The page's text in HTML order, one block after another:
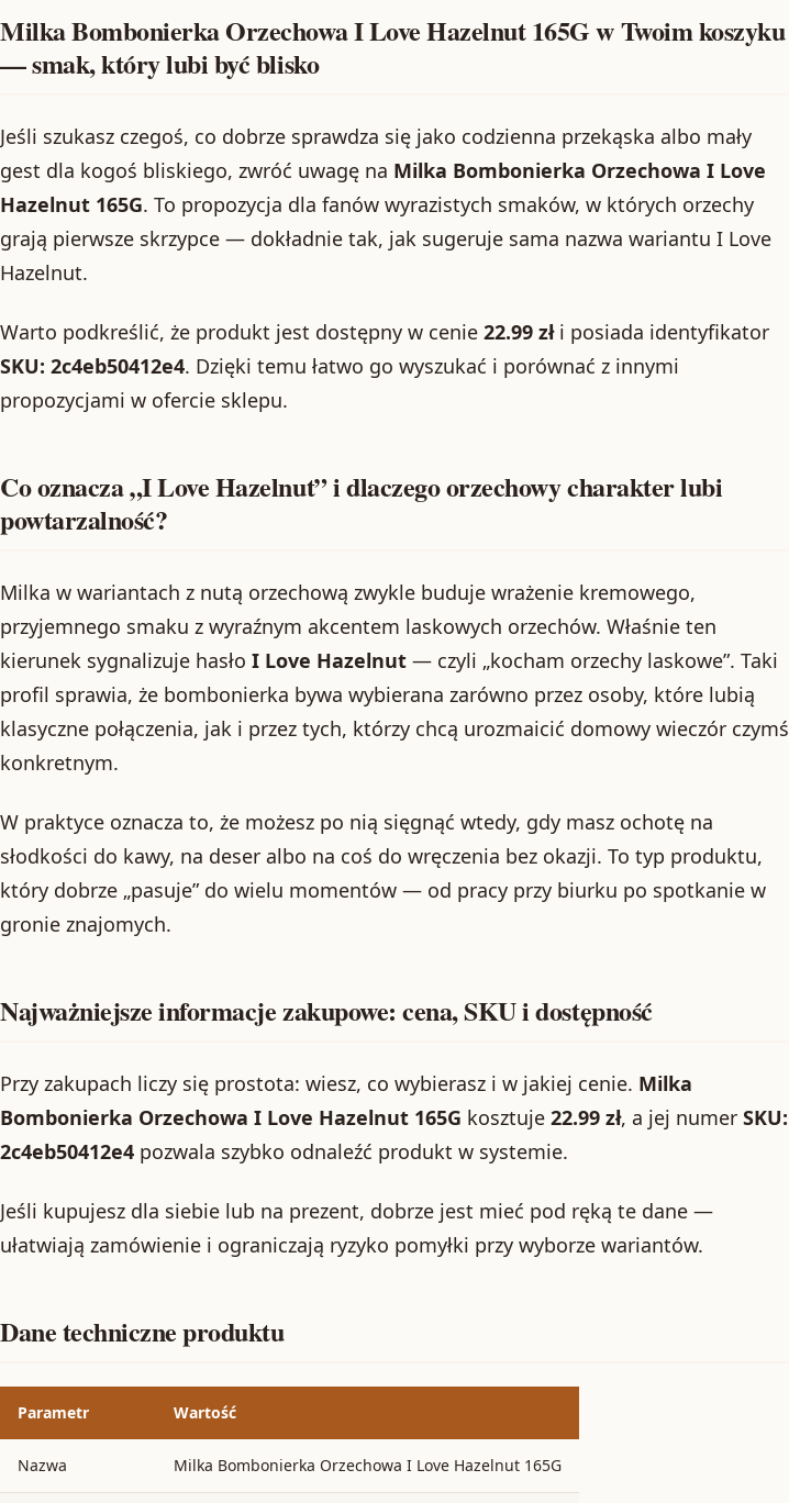
Milka Bombonierka Orzechowa I Love Hazelnut 165G w Twoim koszyku
— smak, który lubi być blisko
Jeśli szukasz czegoś, co dobrze sprawdza się jako codzienna przekąska albo mały
gest dla kogoś bliskiego, zwróć uwagę na Milka Bombonierka Orzechowa I Love
Hazelnut 165G. To propozycja dla fanów wyrazistych smaków, w których orzechy
grają pierwsze skrzypce — dokładnie tak, jak sugeruje sama nazwa wariantu I Love
Hazelnut.
Warto podkreślić, że produkt jest dostępny w cenie 22.99 złi posiada identyfikator
SKU: 2c4eb50412e4. Dzięki temu łatwo go wyszukać i porównać z innymi
propozycjami w ofercie sklepu.
Co oznacza „I Love Hazelnut” i dlaczego orzechowy charakter lubi
powtarzalność?
Milka w wariantach z nutą orzechową zwykle buduje wrażenie kremowego,
przyjemnego smaku z wyraźnym akcentem laskowych orzechów. Właśnie ten
kierunek sygnalizuje hasło I Love Hazelnut — czyli „kocham orzechy laskowe”. Taki
profil sprawia, że bombonierka bywa wybierana zarówno przez osoby, które lubią
klasyczne połączenia, jak i przez tych, którzy chcą urozmaicić domowy wieczór czymś
konkretnym.
W praktyce oznacza to, że możesz po nią sięgnąć wtedy, gdy masz ochotę na
słodkości do kawy, na deser albo na coś do wręczenia bez okazji. To typ produktu,
który dobrze „pasuje” do wielu momentów — od pracy przy biurku po spotkanie w
gronie znajomych.
Najważniejsze informacje zakupowe: cena, SKU i dostępność
Przy zakupach liczy się prostota: wiesz, co wybierasz i w jakiej cenie. Milka
Bombonierka Orzechowa I Love Hazelnut 165G kosztuje 22.99 zł, a jej numer SKU:
2c4eb50412e4 pozwala szybko odnaleźć produkt w systemie.
Jeśli kupujesz dla siebie lub na prezent, dobrze jest mieć pod ręką te dane —
ułatwiają zamówienie i ograniczają ryzyko pomyłki przy wyborze wariantów.
Dane techniczne produktu
Parametr Wartość
Nazwa Milka Bombonierka Orzechowa I Love Hazelnut 165G